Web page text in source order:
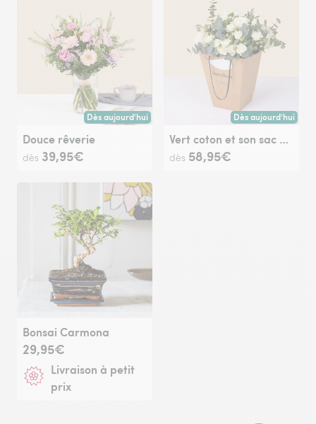
Dès aujourd'hui
Livraison dès aujourd'hui (pour toute commande passée
Douce rêverie
dès 39,95€
Dès aujourd'hui
Livraison dès
Vert coton et son sac cadeau
dès 58,95€
Bonsai Carmona
29,95€
Livraison à petit
prix